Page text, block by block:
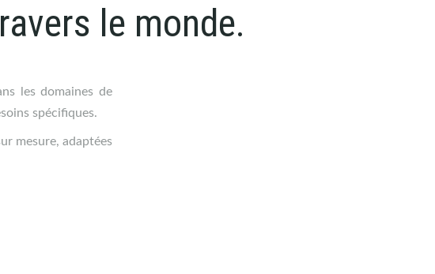
le monde.
les domaines de
spécifiques.
mesure, adaptées